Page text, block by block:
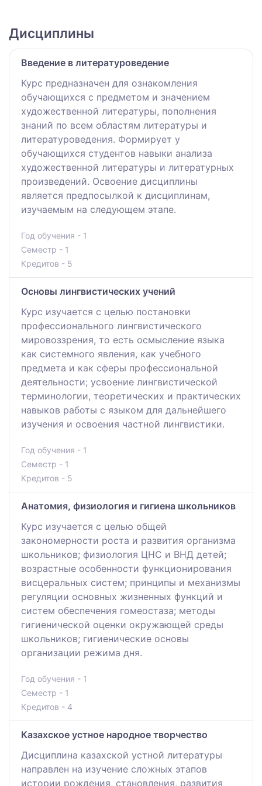
Дисциплины
Введение в литературоведение
Курс предназначен для ознакомления
обучающихся с предметом и значением
художественной литературы, пополнения
знаний по всем областям литературы и
литературоведения. Формирует у
обучающихся студентов навыки анализа
художественной литературы и литературных
произведений. Освоение дисциплины
является предпосылкой к дисциплинам,
изучаемым на следующем этапе.
Год обучения - 1
Семестр - 1
Кредитов - 5
Основы лингвистических учений
Курс изучается с целью постановки
профессионального лингвистического
мировоззрения, то есть осмысление языка
как системного явления, как учебного
предмета и как сферы профессиональной
деятельности; усвоение лингвистической
терминологии, теоретических и практических
навыков работы с языком для дальнейшего
изучения и освоения частной лингвистики.
Год обучения - 1
Семестр - 1
Кредитов - 5
Анатомия, физиология и гигиена школьников
Курс изучается с целью общей
закономерности роста и развития организма
школьников; физиология ЦНС и ВНД детей;
возрастные особенности функционирования
висцеральных систем; принципы и механизмы
регуляции основных жизненных функций и
систем обеспечения гомеостаза; методы
гигиенической оценки окружающей среды
школьников; гигиенические основы
организации режима дня.
Год обучения - 1
Семестр - 1
Кредитов - 4
Казахское устное народное творчество
Дисциплина казахской устной литературы
направлен на изучение сложных этапов
истории рождения, становления, развития